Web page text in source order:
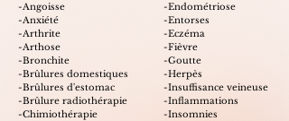
-Angoisse
-Anxiété
-Arthrite
-Arthose
-Bronchite
-Brûlures domestiques
-Brûlures d'estomac
-Brûlure radiothérapie
-Chimiothérapie
-Endométriose
-Entorses
-Eczéma
-Fièvre
-Goutte
-Herpès
-Insuffisance veineuse
-Inflammations
-Insomnies